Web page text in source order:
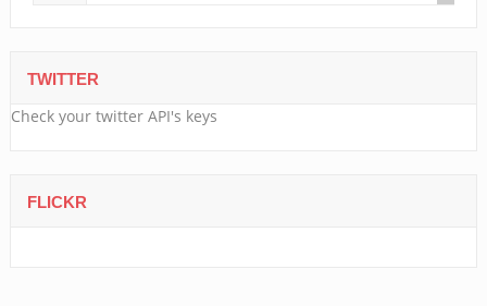
TWITTER
Check your twitter API's keys
FLICKR